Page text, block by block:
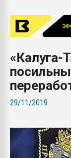
«Калуга-
29/11/2019